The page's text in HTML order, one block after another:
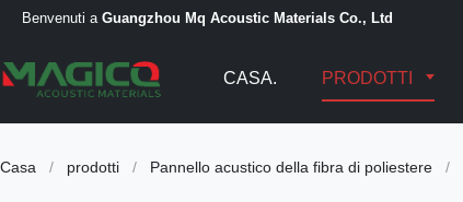
Benvenuti a Guangzhou Mq Acoustic Materials Co., Ltd
CASA. PRODOTTI
Casa / prodotti / Pannello acustico della fibra di poliestere /